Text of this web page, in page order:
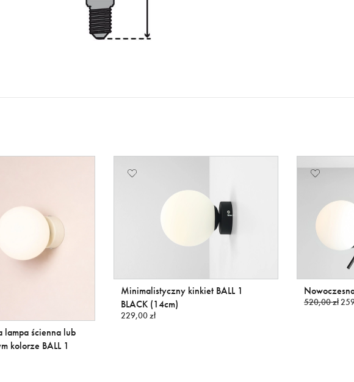
lampa ścienna lub
kolorze BALL 1
Minimalistyczny kinkiet BALL 1
BLACK (14cm)
229,00 zł
520,00 zł